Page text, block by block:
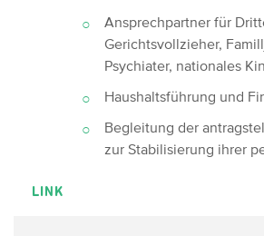
Ansprechpartner für
Gerichtsvollzieher,
Psychiater, nationales
Haushaltsführung und
Begleitung der
zur Stabilisierung ihrer
LINK